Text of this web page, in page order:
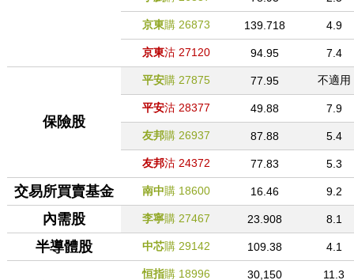
京東購 26873 139.718 4.9
京東沽 27120 94.95 7.4
保險股
平安購 27875 77.95 不適用
平安沽 28377 49.88 7.9
友邦購 26937 87.88 5.4
友邦沽 24372 77.83 5.3
交易所買賣基金 南中購 18600 16.46 9.2
內需股 李寧購 27467 23.908 8.1
半導體股 中芯購 29142 109.38 4.1
恒指購 18996 30,150 11.3